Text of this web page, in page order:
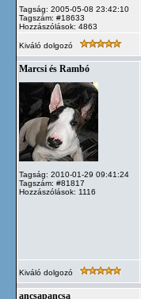
Tagság: 2005-05-08 23:42:10
Tagszám: #18633
Hozzászólások: 4863
Kiváló dolgozó
Marcsi és Rambó
Tagság: 2010-01-29 09:41:24
Tagszám: #81817
Hozzászólások: 1116
Kiváló dolgozó
ancsapancsa